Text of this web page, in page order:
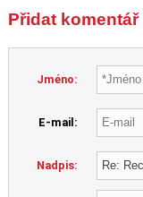
Přidat komentář
Jméno:
E-mail:
Nadpis: